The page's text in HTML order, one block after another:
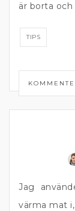
är borta
TIPS
Jag
värma mat